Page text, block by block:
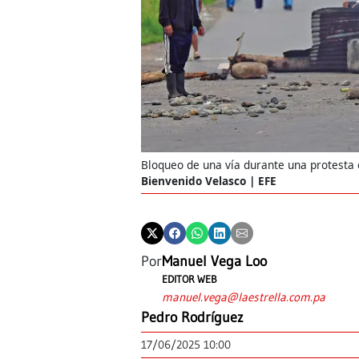
Bloqueo de una vía durante una
Bienvenido Velasco | EFE
PorManuel Vega Loo
EDITOR WEB
manuel.vega@laestrella.com.pa
Pedro Rodríguez
17/06/2025 10:00